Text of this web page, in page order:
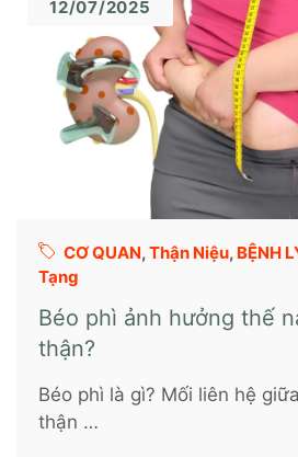
12/07/2025
CƠ QUAN,Thận Niệu, BỆNH
Tạng
Béo phì ảnh hưởng thế
thận?
Béo phì là gì? Mối liên hệ
thận …